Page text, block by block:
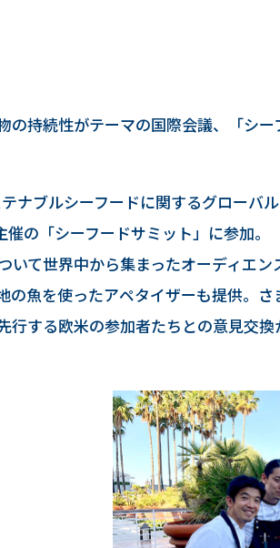
の持続性がテーマの国際会議、「シ
ナブルシーフードに関するグローバ
の「シーフードサミット」に参加。
いて世界中から集まったオーディエ
の魚を使ったアペタイザーも提供。
行する欧米の参加者たちとの意見交